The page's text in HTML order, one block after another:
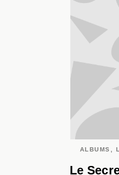
ALBUMS,
Le